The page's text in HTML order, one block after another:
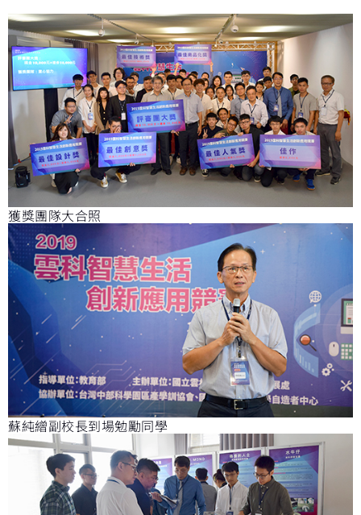
獲獎團隊大合照
蘇純繒副校長到場勉勵同學